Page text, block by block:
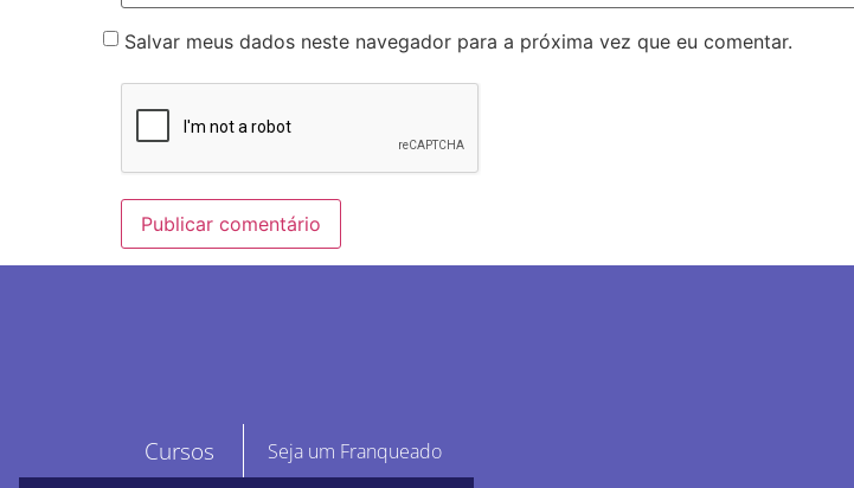
Salvar meus dados neste navegador para a próxima vez que eu comentar.
Cursos Seja um Franqueado